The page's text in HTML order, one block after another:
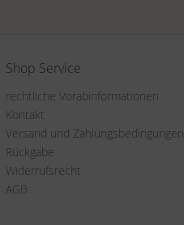
Shop Service
rechtliche Vorabinformationen
Kontakt
Versand und Zahlungsbedingungen
Rückgabe
Widerrufsrecht
AGB